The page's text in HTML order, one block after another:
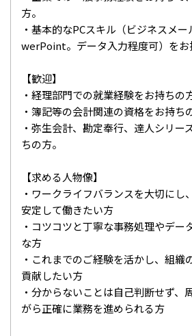
方。
・基本的なPCスキル（ビジネスメ
werPoint。データ入力程度可）をお
【歓迎】
・経理部門での就業経験をお持ちの
・簿記等の会計関連の資格をお持ち
・弥生会計、勘定奉行、達人シリー
ちの方。
【求める人物像】
・ワークライフバランスを大切にし
安定して働きたい方
・コツコツと丁寧な事務処理やデー
な方
・これまでのご経験を活かし、組織
貢献したい方
・分からないことは自己判断せず、
がら正確に業務を進められる方